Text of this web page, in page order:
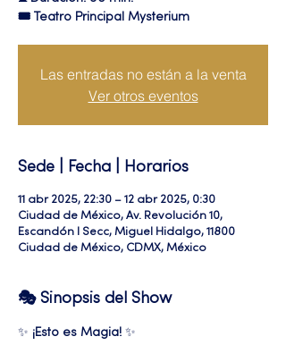
🎟 Teatro Principal Mysterium
Las entradas no están a la venta
Ver otros eventos
Sede | Fecha | Horarios
11 abr 2025, 22:30 – 12 abr 2025, 0:30
Ciudad de México, Av. Revolución 10,
Escandón I Secc, Miguel Hidalgo, 11800
Ciudad de México, CDMX, México
🎭 Sinopsis del Show
✨ ¡Esto es Magia! ✨